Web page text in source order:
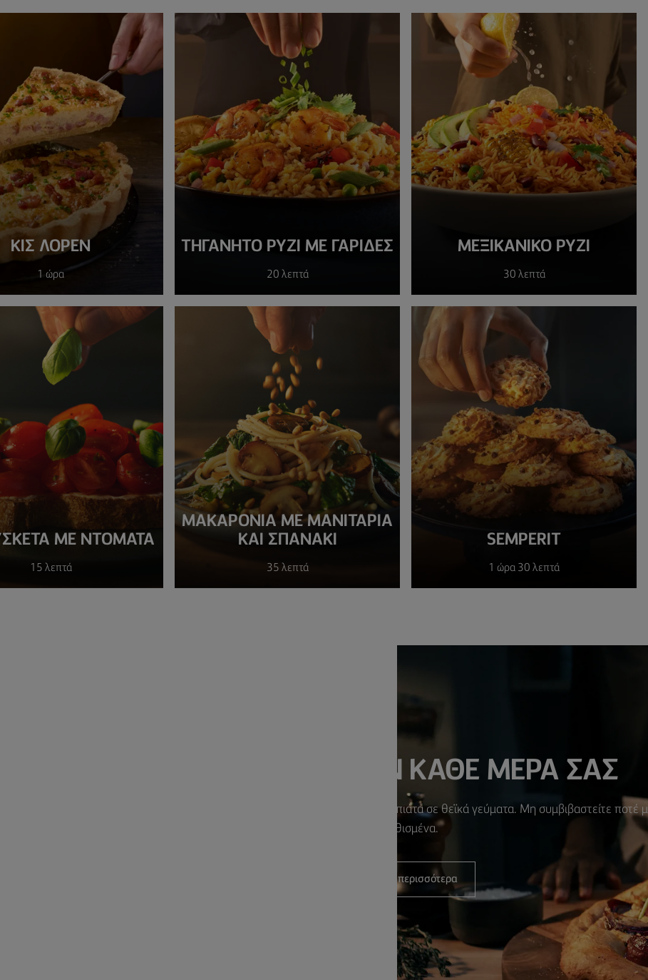
ΚΙΣ ΛΟΡΈΝ
1 ώρα
ΤΗΓΑΝΗΤΌ ΡΎΖΙ ΜΕ ΓΑΡΊΔΕΣ
20 λεπτά
ΜΕΞΙΚΆΝΙΚΟ ΡΎΖΙ
30 λεπτά
ΜΕ ΝΤΟΜΆΤΑ
15 λεπτά
ΜΑΚΑΡΌΝΙΑ ΜΕ ΜΑΝΙΤΆΡΙΑ
ΚΑΙ ΣΠΑΝΆΚΙ
35 λεπτά
SEMPERIT
1 ώρα 30 λεπτά
ΑΠΟΓΕΙΩΣΤΕ ΤΗΝ ΚΑΘΕ ΜΕΡΑ ΣΑΣ
Μαγειρέψτε, με λίγο Lurpak® μετατρέψτε τα απλά πιάτα σε θεϊκά γεύματα. Μη συμβιβαστείτε ποτέ
τα συνηθισμένα.
Ανακαλύψτε περισσότερα